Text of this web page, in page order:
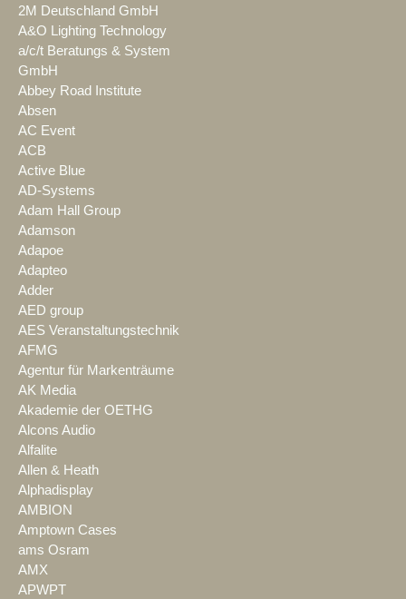
2M Deutschland GmbH
A&O Lighting Technology
a/c/t Beratungs & System
GmbH
Abbey Road Institute
Absen
AC Event
ACB
Active Blue
AD-Systems
Adam Hall Group
Adamson
Adapoe
Adapteo
Adder
AED group
AES Veranstaltungstechnik
AFMG
Agentur für Markenträume
AK Media
Akademie der OETHG
Alcons Audio
Alfalite
Allen & Heath
Alphadisplay
AMBION
Amptown Cases
ams Osram
AMX
APWPT